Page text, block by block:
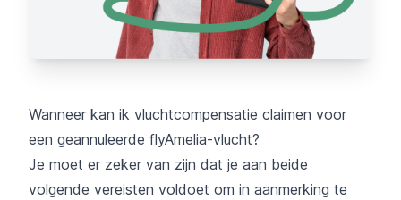
Wanneer kan ik vluchtcompensatie claimen voor
een geannuleerde flyAmelia-vlucht?
Je moet er zeker van zijn dat je aan beide
volgende vereisten voldoet om in aanmerking te